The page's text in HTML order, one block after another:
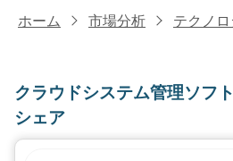
ホーム 市場分析 テクノ
クラウドシステム管理ソフ
シェア